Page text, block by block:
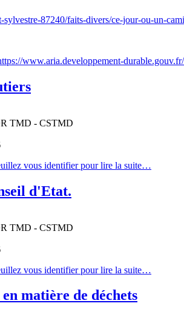
87240/faits-divers/ce-jour-ou-un-
www.aria.developpement-
TMD - CSTMD
vous identifier pour lire la suite…
d'Etat.
TMD - CSTMD
vous identifier pour lire la suite…
matière de déchets